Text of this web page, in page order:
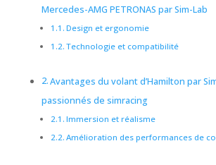
Mercedes-AMG PETRONAS par Sim-Lab
Design et ergonomie
Technologie et compatibilité
Avantages du volant d’Hamilton par
passionnés de simracing
Immersion et réalisme
Amélioration des performances de